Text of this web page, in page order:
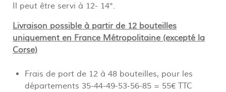
Il peut être servi à 12- 14°.
Livraison possible à partir de 12 bouteilles
uniquement en France Métropolitaine (excepté la
Corse)
Frais de port de 12 à 48 bouteilles, pour les
départements 35-44-49-53-56-85 = 55€ TTC